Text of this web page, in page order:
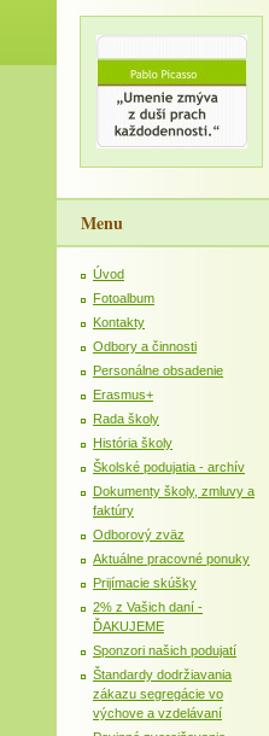
Menu
Úvod
Fotoalbum
Kontakty
Odbory a činnosti
Personálne obsadenie
Erasmus+
Rada školy
História školy
Školské podujatia - archív
Dokumenty školy, zmluvy a
faktúry
Odborový zväz
Aktuálne pracovné ponuky
Prijímacie skúšky
2% z Vašich daní -
ĎAKUJEME
Sponzori našich podujatí
Štandardy dodržiavania
zákazu segregácie vo
výchove a vzdelávaní